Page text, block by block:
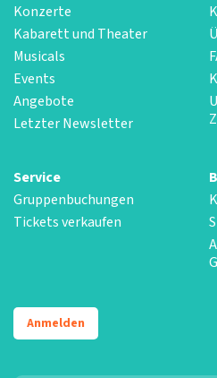
Konzerte
Kabarett und Theater
Musicals
Events
Angebote
Letzter Newsletter
Service
Gruppenbuchungen
Tickets verkaufen
Anmelden